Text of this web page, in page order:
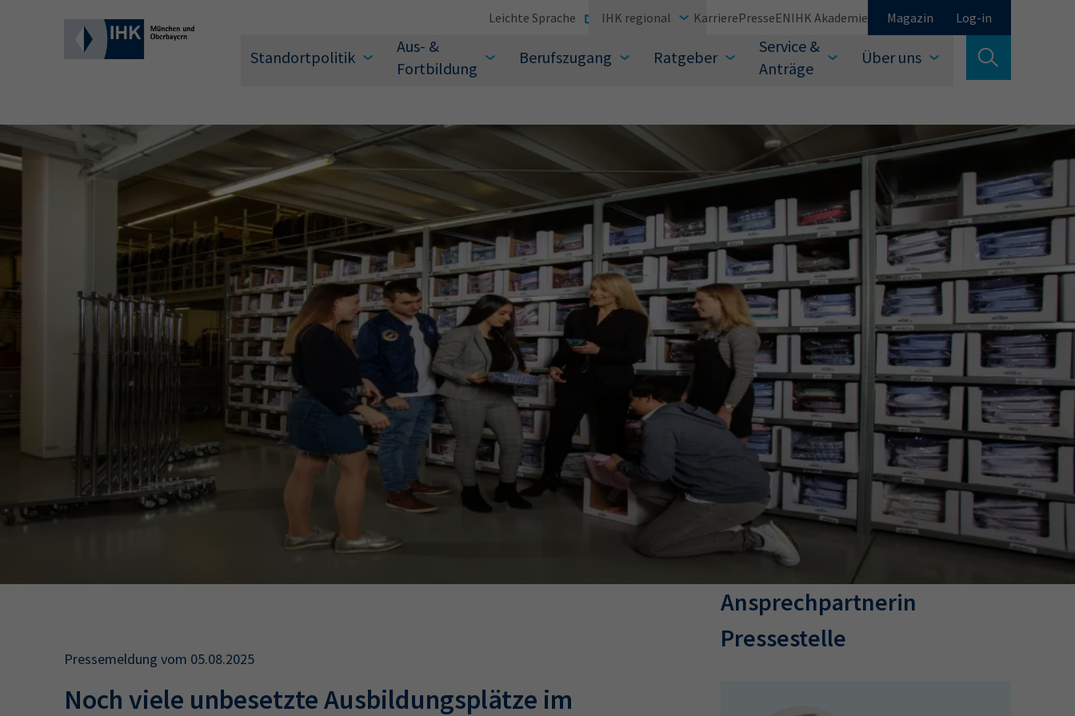
Standortpolitik
Aus- &
Fortbildung
Berufszugang Ratgeber
Service &
Anträge
Über uns
Leichte Sprache IHK regional KarrierePresseEN IHK Akademie Magazin Log-in
Schließen
Suche verlassen
Wonach suchen Sie?
Suchen
Hier können Sie auch aus den meistgesuchten Begriffen vorauswählen
34a 34c Ausbildungsvertrag Fachwirt 34d
Prüfungstermine
Wirtschaftsfachwirt
34f Negativerklärung Sachkundeprüfung
Berichtsheft
AEVO
Betriebswirt Prüfbericht
Pressemeldung vom 05.08.2025
Noch viele unbesetzte Ausbildungsplätze im
Ansprechpartnerin
Pressestelle